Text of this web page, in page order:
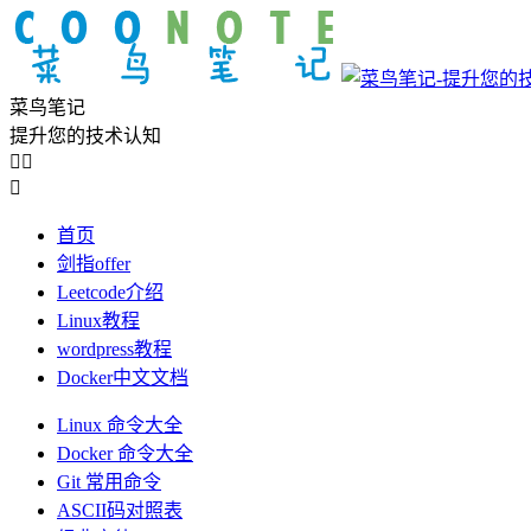
菜鸟笔记
提升您的技术认知
 

首页
剑指offer
Leetcode介绍
Linux教程
wordpress教程
Docker中文文档
Linux 命令大全
Docker 命令大全
Git 常用命令
ASCII码对照表